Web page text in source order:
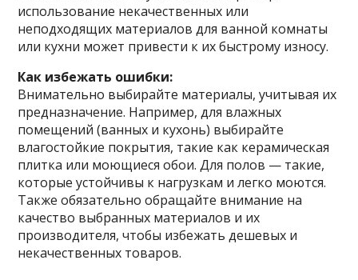
использование некачественных или
неподходящих материалов для ванной комнаты
или кухни может привести к их быстрому износу.
Как избежать ошибки:
Внимательно выбирайте материалы, учитывая их
предназначение. Например, для влажных
помещений (ванных и кухонь) выбирайте
влагостойкие покрытия, такие как керамическая
плитка или моющиеся обои. Для полов — такие,
которые устойчивы к нагрузкам и легко моются.
Также обязательно обращайте внимание на
качество выбранных материалов и их
производителя, чтобы избежать дешевых и
некачественных товаров.